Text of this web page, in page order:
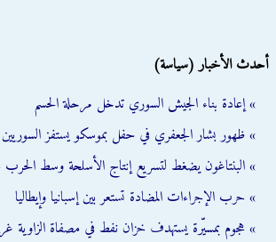
أحدث الأخبار (سياسة)
» إعادة بناء الجيش السوري تدخل مرحلة الحسم
» ظهور بشار الجعفري في حفل بموسكو يستفز السوريين
» البنتاغون يضغط لتسريع إنتاج الأسلحة وسط الحرب
» حرب الإجراءات المضادة تستعر بين إسبانيا وإيطاليا
» هجوم بمسيّرة يستهدف خزان نفط في مصفاة الزاوية